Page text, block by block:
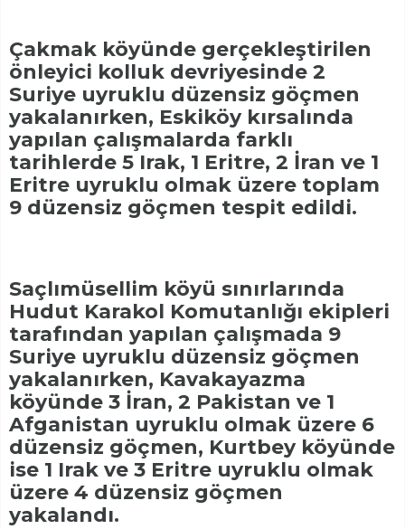
Çakmak köyünde gerçekleştirilen
önleyici kolluk devriyesinde 2
Suriye uyruklu düzensiz göçmen
yakalanırken, Eskiköy kırsalında
yapılan çalışmalarda farklı
tarihlerde 5 Irak, 1 Eritre, 2 İran ve 1
Eritre uyruklu olmak üzere toplam
9 düzensiz göçmen tespit edildi.
Saçlımüsellim köyü sınırlarında
Hudut Karakol Komutanlığı ekipleri
tarafından yapılan çalışmada 9
Suriye uyruklu düzensiz göçmen
yakalanırken, Kavakayazma
köyünde 3 İran, 2 Pakistan ve 1
Afganistan uyruklu olmak üzere 6
düzensiz göçmen, Kurtbey köyünde
ise 1 Irak ve 3 Eritre uyruklu olmak
üzere 4 düzensiz göçmen
yakalandı.